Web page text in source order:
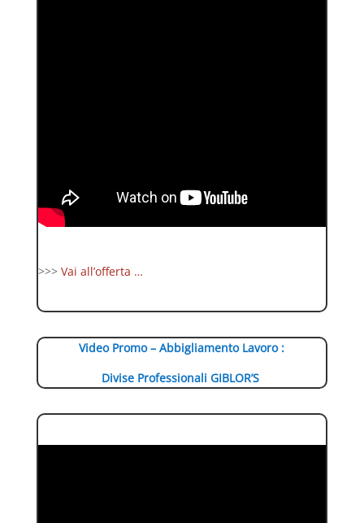
>>> Vai all’offerta …
Video Promo – Abbigliamento Lavoro :
Divise Professionali GIBLOR’S